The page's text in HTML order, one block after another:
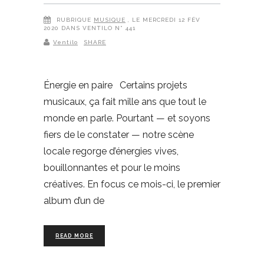
RUBRIQUE MUSIQUE
, LE MERCREDI 12 FÉV
2020 DANS VENTILO N° 441
Ventilo SHARE
Énergie en paire Certains projets
musicaux, ça fait mille ans que tout le
monde en parle. Pourtant — et soyons
fiers de le constater — notre scène
locale regorge d’énergies vives,
bouillonnantes et pour le moins
créatives. En focus ce mois-ci, le premier
album d’un de
READ MORE